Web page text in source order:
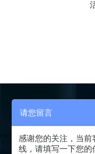
活动内螺纹平接
请您留言
感谢您的关注，当前
线，请填写一下您的